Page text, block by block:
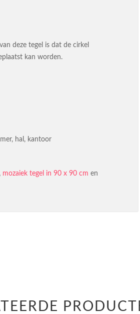
deze tegel is dat de cirkel
kan worden.
hal, kantoor
, mozaiek tegel in 90 x 90 cm en